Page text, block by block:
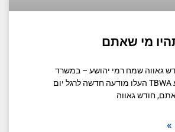
מי שאתם
גאווה שמח רמי יהושע – במשרד
הפרסום רמי יהושע TBWA העלו מודעה חדשה לרגל יום
חודש גאווה
»